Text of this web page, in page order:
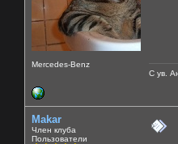
Mercedes-Benz
С ув.
Makar
Член клуба
Пользователи